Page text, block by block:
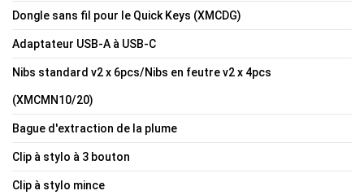
Dongle sans fil pour le Quick Keys (XMCDG)
Adaptateur USB-A à USB-C
Nibs standard v2 x 6pcs/Nibs en feutre v2 x 4pcs
(XMCMN10/20)
Bague d'extraction de la plume
Clip à stylo à 3 bouton
Clip à stylo mince